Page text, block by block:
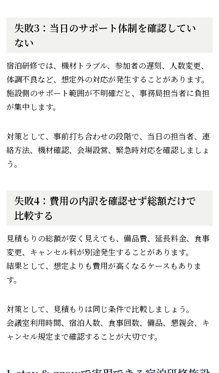
失敗3：当日のサポート体制を確認してい
ない
宿泊研修では、機材トラブル、参加者の遅刻、人数変更、
体調不良など、想定外の対応が発生することがあります。
施設側のサポート範囲が不明確だと、事務局担当者に負担
が集中します。
対策として、事前打ち合わせの段階で、当日の担当者、連
絡方法、機材確認、会場設営、緊急時対応を確認しましょ
う。
失敗4：費用の内訳を確認せず総額だけで
比較する
見積もりの総額が安く見えても、備品費、延長料金、食事
変更、キャンセル料が別途発生することがあります。
結果として、想定よりも費用が高くなるケースもありま
す。
対策として、見積もりは同じ条件で比較しましょう。
会議室利用時間、宿泊人数、食事回数、備品、懇親会、キ
ャンセル規定まで確認することが大切です。